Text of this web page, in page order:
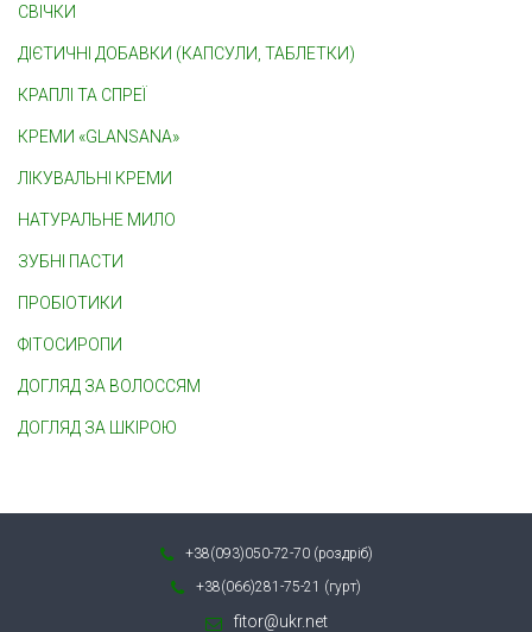
СВІЧКИ
ДІЄТИЧНІ ДОБАВКИ (КАПСУЛИ, ТАБЛЕТКИ)
КРАПЛІ ТА СПРЕЇ
КРЕМИ «GLANSANA»
ЛІКУВАЛЬНІ КРЕМИ
НАТУРАЛЬНЕ МИЛО
ЗУБНІ ПАСТИ
ПРОБІОТИКИ
ФІТОСИРОПИ
ДОГЛЯД ЗА ВОЛОССЯМ
ДОГЛЯД ЗА ШКІРОЮ
+38(093)050-72-70 (роздріб)
+38(066)281-75-21 (гурт)
fitor@ukr.net